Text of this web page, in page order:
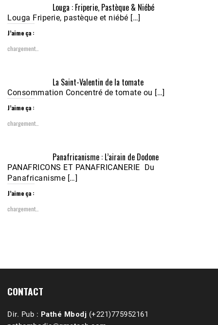
Nobana (Podologue)
Feb 24, 2021 • 28mn
Louga : Friperie, Pastèque & Niébé
Louga Friperie, pastèque et niébé […]
J’aime ça :
chargement…
La Saint-Valentin de la tomate
Consommation Concentré de tomate ou […]
J’aime ça :
chargement…
Panafricanisme : L’airain de Dodone
PANAFRICONS ET PANAFRICANERIE Du
Panafricanisme […]
J’aime ça :
chargement…
CONTACT
Dir. Pub : Pathé Mbodj (+221)775952161